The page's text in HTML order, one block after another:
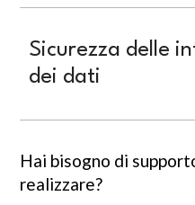
Sicurezza delle
dei dati
Hai bisogno di
realizzare?